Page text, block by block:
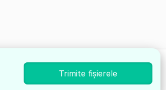
Trimite fișierele